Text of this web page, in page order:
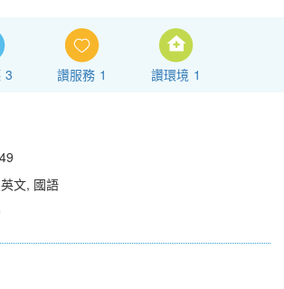
3 讚服務 1 讚環境 1
文, 國語